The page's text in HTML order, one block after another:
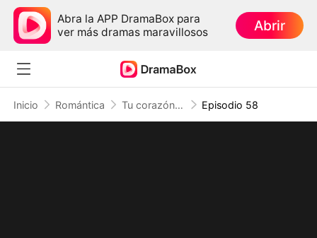
Abra la APP DramaBox para
ver más dramas maravillosos
Abrir
Inicio Romántica Tu corazón me lo cuenta todo Episodio 58